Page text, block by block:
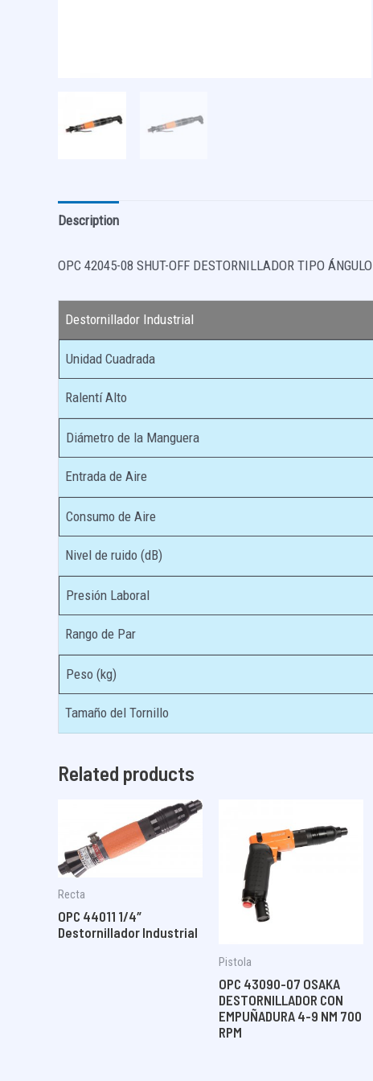
Description
OPC 42045-08 SHUT-OFF DESTORNILLADOR TIPO ÁNGULO
Destornillador Industrial
Unidad Cuadrada
Ralentí Alto
Diámetro de la Manguera
Entrada de Aire
Consumo de Aire
Nivel de ruido (dB)
Presión Laboral
Rango de Par
Peso (kg)
Tamaño del Tornillo
Related products
Recta
OPC 44011 1/4″
Destornillador Industrial
Pistola
OPC 43090-07 OSAKA
DESTORNILLADOR CON
EMPUÑADURA 4-9 NM 700
RPM